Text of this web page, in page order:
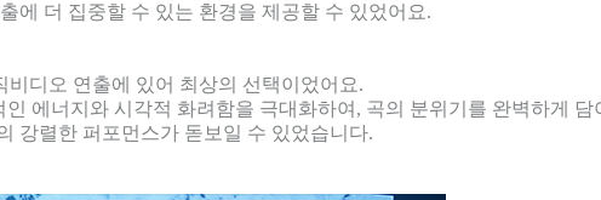
에 더 집중할 수 있는 환경을 제공할 수 있었어요.
디오 연출에 있어 최상의 선택이었어요.
에너지와 시각적 화려함을 극대화하여, 곡의 분위기를 완벽하게 담
강렬한 퍼포먼스가 돋보일 수 있었습니다.